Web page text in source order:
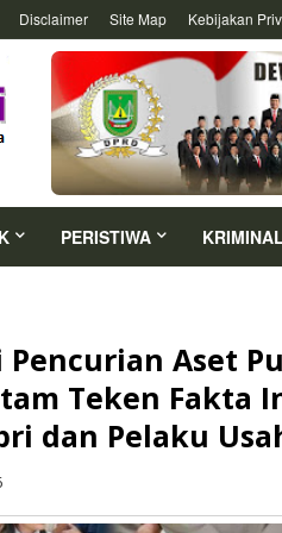
Disclaimer Site Map Kebijakan
PERISTIWA KRIMINAL
Aset
Teken Fakta
dan Pelaku